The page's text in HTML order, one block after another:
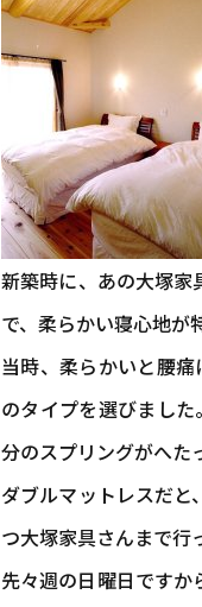
新築時に、あの大塚家
で、柔らかい寝心地が
当時、柔らかいと腰
のタイプを選びまし
分のスプリングがへた
ダブルマットレスだ
つ大塚家具さんまで行
先々週の日曜日です